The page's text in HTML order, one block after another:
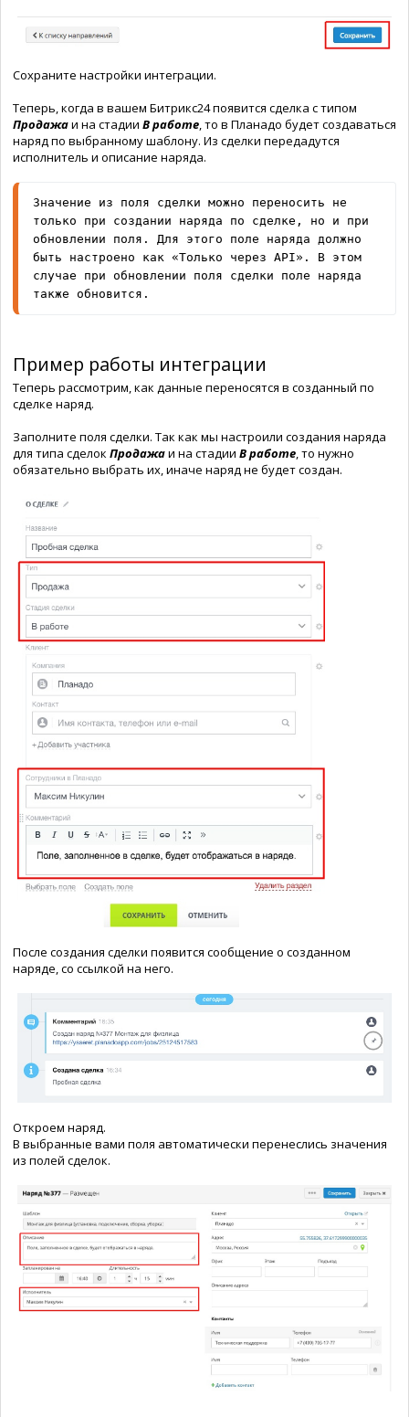
Сохраните настройки интеграции.
Теперь, когда в вашем Битрикс24 появится сделка с типом
Продажаи на стадии В работе, то в Планадо будет создаваться
наряд по выбранному шаблону. Из сделки передадутся
исполнитель и описание наряда.
Значение из поля сделки можно переносить не
только при создании наряда по сделке, но и при
обновлении поля. Для этого поле наряда должно
быть настроено как «Только через API». В этом
случае при обновлении поля сделки поле наряда
также обновится.
Пример работы интеграции
Теперь рассмотрим, как данные переносятся в созданный по
сделке наряд.
Заполните поля сделки. Так как мы настроили создания наряда
для типа сделок Продажаи на стадии В работе, то нужно
обязательно выбрать их, иначе наряд не будет создан.
После создания сделки появится сообщение о созданном
наряде, со ссылкой на него.
Откроем наряд.
В выбранные вами поля автоматически перенеслись значения
из полей сделок.